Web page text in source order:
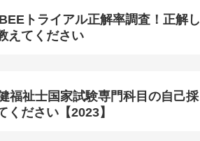
トライアル正解率調査！正解し
えてください
福祉士国家試験専門科目の自己採
ください【2023】